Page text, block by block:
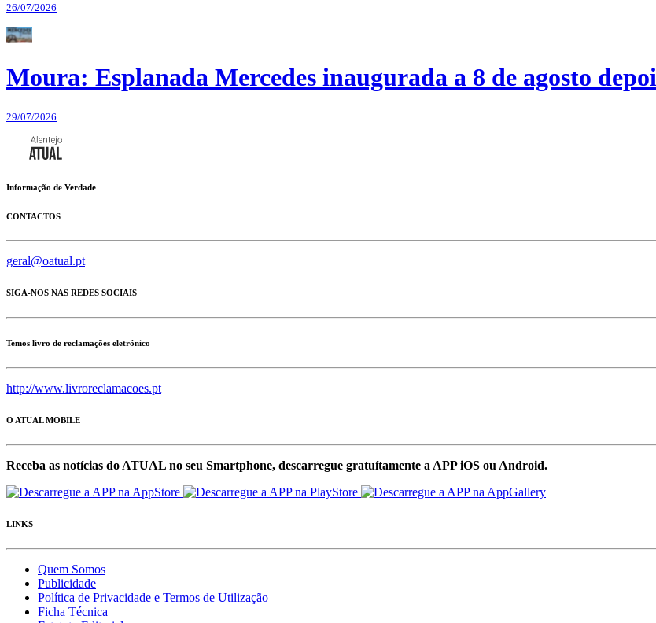
26/07/2026
Moura: Esplanada Mercedes inaugurada a 8 de agosto
29/07/2026
Informação de Verdade
CONTACTOS
geral@oatual.pt
SIGA-NOS NAS REDES SOCIAIS
Temos livro de reclamações eletrónico
http://www.livroreclamacoes.pt
O ATUAL MOBILE
Receba as notícias do ATUAL no seu Smartphone, descarregue gratuítamente a APP iOS ou Android.
LINKS
Quem Somos
Publicidade
Política de Privacidade e Termos de Utilização
Ficha Técnica